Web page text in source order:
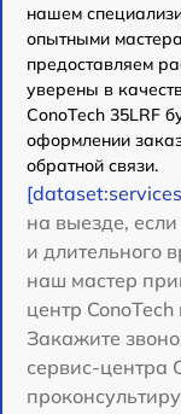
нашем
опытными
предоставляем
уверены в
ConoTech 35LRF
оформлении
обратной связи.
на выезде,
и длительного
наш мастер
центр
Закажите
сервис-центра